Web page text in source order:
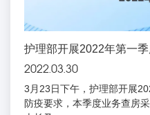
护理部开展2022年第一
2022.03.30
3月23日下午，护理部开展
防疫要求，本季度业务查房